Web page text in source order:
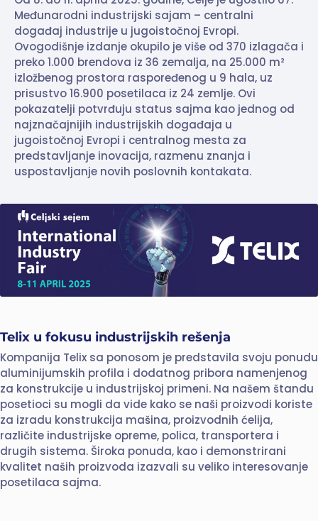
Međunarodni industrijski sajam – centralni
događaj industrije u jugoistočnoj Evropi.
Ovogodišnje izdanje okupilo je više od 370 izlagača i
preko 1.000 brendova iz 36 zemalja, na 25.000 m²
izložbenog prostora raspoređenog u 9 hala, uz
prisustvo 16.900 posetilaca iz 24 zemlje. Ovi
pokazatelji potvrđuju status sajma kao jednog od
najznačajnijih industrijskih događaja u
jugoistočnoj Evropi i centralnog mesta za
predstavljanje inovacija, razmenu znanja i
uspostavljanje novih poslovnih kontakata.
Telix u fokusu industrijskih rešenja
Kompanija Telix sa ponosom je predstavila svoju ponudu
aluminijumskih profila i dodatnog pribora namenjenog
za konstrukcije u industrijskoj primeni. Na našem štandu
posetioci su mogli da vide kako se naši proizvodi koriste
za izradu konstrukcija mašina, proizvodnih ćelija,
različite industrijske opreme, polica, transportera i
drugih sistema. Široka ponuda, kao i demonstrirani
kvalitet naših proizvoda izazvali su veliko interesovanje
posetilaca sajma.